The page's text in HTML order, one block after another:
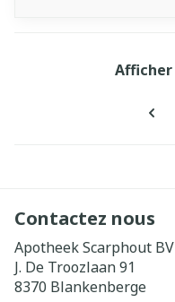
Afficher
Contactez nous
Apotheek Scarphout BV
J. De Troozlaan 91
8370 Blankenberge